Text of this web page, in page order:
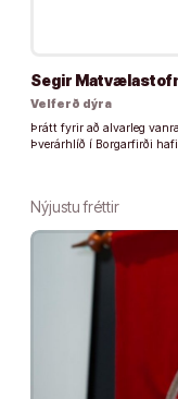
Segir
Velferð dýra
Þrátt fyrir að alvarleg
Þverárhlíð í Borgarfirði
Nýjustu fréttir